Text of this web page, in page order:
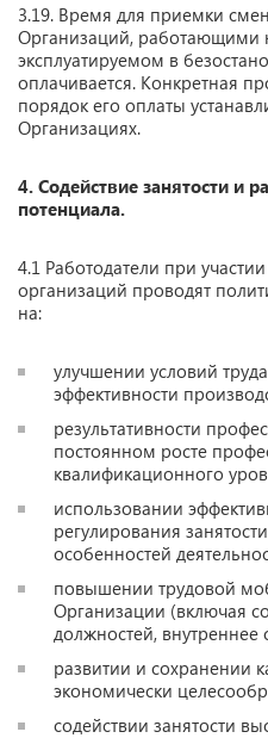
3.19. Время для приемки
Организаций, работающими
эксплуатируемом в
оплачивается. Конкретная
порядок его оплаты
Организациях.
4. Содействие занятости и
потенциала.
4.1 Работодатели при
организаций проводят
на:
улучшении условий
эффективности
результативности
постоянном росте
квалификационного
использовании
регулирования
особенностей
повышении трудовой
Организации (включая
должностей, внутреннее
развитии и сохранении
экономически
содействии занятости